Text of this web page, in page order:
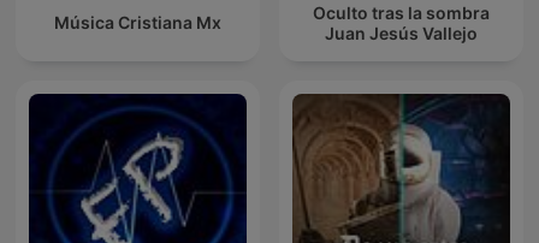
Música Cristiana Mx
Oculto tras la sombra
Juan Jesús Vallejo